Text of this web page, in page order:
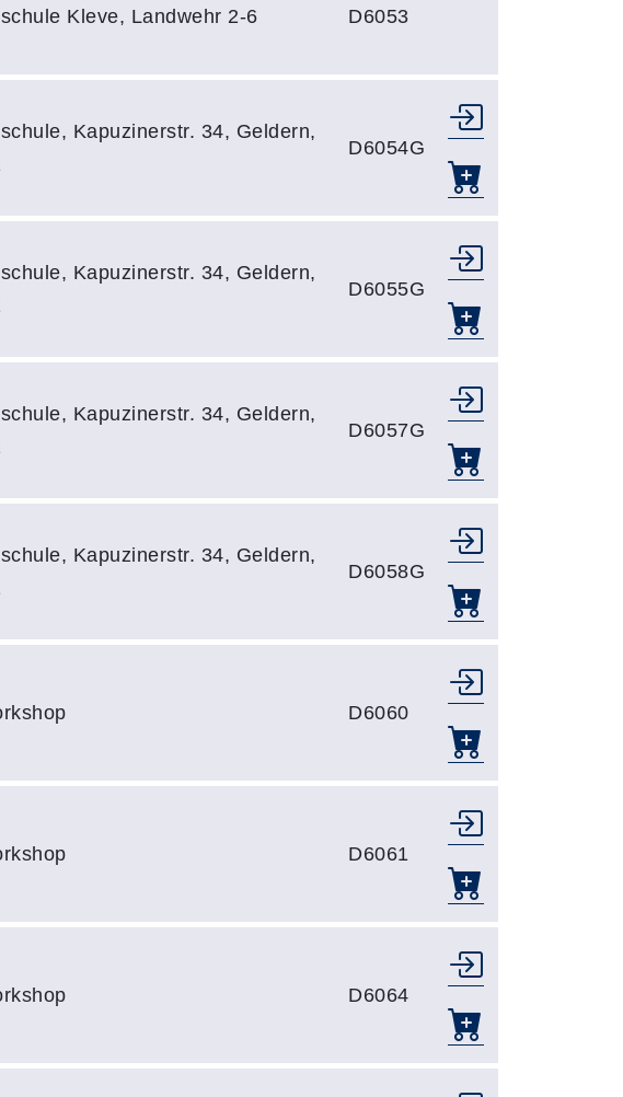
Kleve, Landwehr 2-6 D6053
Kapuzinerstr. 34, Geldern,
D6054G
Kapuzinerstr. 34, Geldern,
D6055G
Kapuzinerstr. 34, Geldern,
D6057G
Kapuzinerstr. 34, Geldern,
D6058G
D6060
D6061
D6064